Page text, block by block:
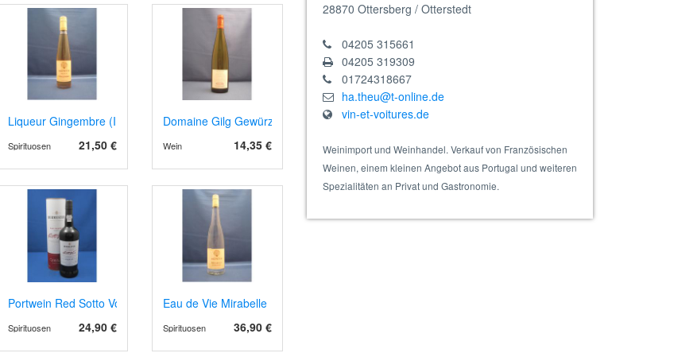
2023
Liqueur Gingembre (Ingwer)
21,50 €
Spirituosen
Domaine Gilg Gewürztraminer, Bio
14,35 €
Wein
Portwein Red Sotto Voce, Ruby Reserve
24,90 €
Spirituosen
Eau de Vie Mirabelle
36,90 €
Spirituosen
28870 Ottersberg / Otterstedt
04205 315661
04205 319309
01724318667
ha.theu@t-online.de
vin-et-voitures.de
Weinimport und Weinhandel. Verkauf von Französischen
Weinen, einem kleinen Angebot aus Portugal und weiteren
Spezialitäten an Privat und Gastronomie.